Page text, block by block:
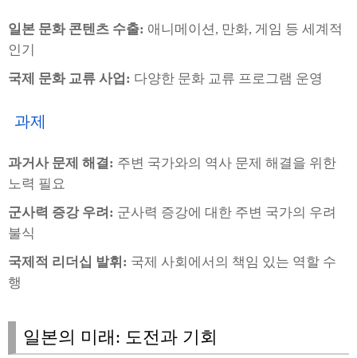
일본 문화 콘텐츠 수출: 애니메이션, 만화, 게임 등 세계적
인기
국제 문화 교류 사업: 다양한 문화 교류 프로그램 운영
과제
과거사 문제 해결: 주변 국가와의 역사 문제 해결을 위한
노력 필요
군사력 증강 우려: 군사력 증강에 대한 주변 국가의 우려
불식
국제적 리더십 발휘: 국제 사회에서의 책임 있는 역할 수
행
일본의 미래: 도전과 기회